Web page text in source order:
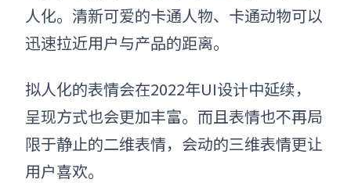
人化。 清新可爱的卡通人物、卡通动物可以
迅速拉近用户与产品的距离。
拟人化的表情会在2022年UI设计中延续，
呈现方式也会更加丰富。 而且表情也不再局
限于静止的二维表情，会动的三维表情更让
用户喜欢。